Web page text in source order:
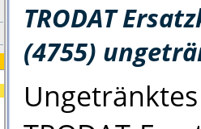
TRODAT
(4755)